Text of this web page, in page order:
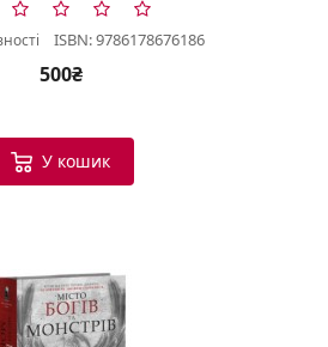
ISBN: 9786178676186
500₴
У кошик